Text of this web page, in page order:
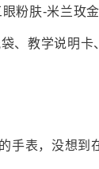
粉肤-米兰玫
、教学说明
手表，没想